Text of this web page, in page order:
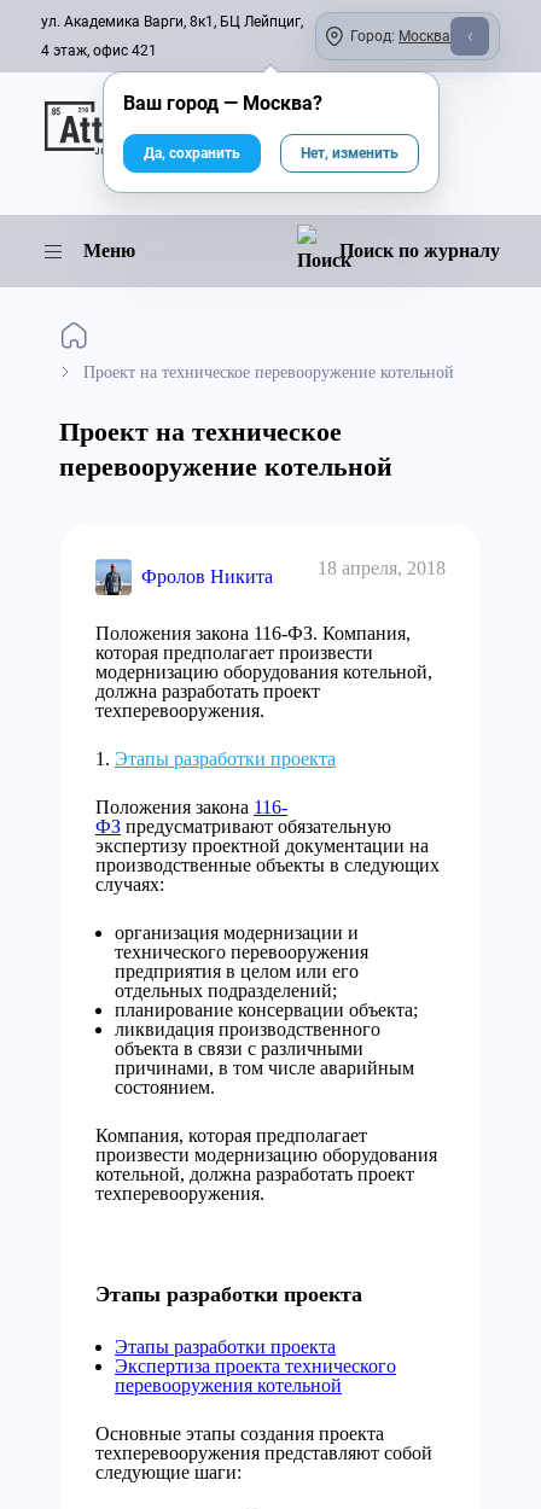
ул. Академика Варги, 8к1, БЦ Лейпциг,
4 этаж, офис 421
Город: Москва
Онлайн-журнал
Меню Поиск по журналу
Проект на техническое перевооружение котельной
Проект на техническое
перевооружение котельной
Фролов Никита 18 апреля, 2018
Положения закона 116-ФЗ. Компания,
которая предполагает произвести
модернизацию оборудования котельной,
должна разработать проект
техперевооружения.
Этапы разработки проекта
Положения закона 116-
ФЗ предусматривают обязательную
экспертизу проектной документации на
производственные объекты в следующих
случаях:
организация модернизации и
технического перевооружения
предприятия в целом или его
отдельных подразделений;
планирование консервации объекта;
ликвидация производственного
объекта в связи с различными
причинами, в том числе аварийным
состоянием.
Компания, которая предполагает
произвести модернизацию оборудования
котельной, должна разработать проект
техперевооружения.
Этапы разработки проекта
Этапы разработки проекта
Экспертиза проекта технического
перевооружения котельной
Основные этапы создания проекта
техперевооружения представляют собой
следующие шаги:
Ваш город — Москва?
Да, сохранить Нет, изменить